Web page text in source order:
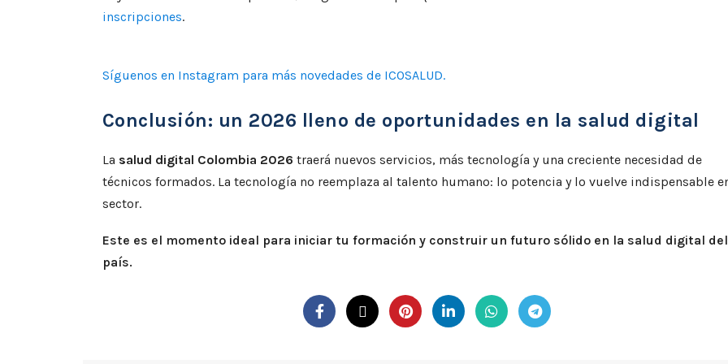
inscripciones.
Síguenos en Instagram para más novedades de ICOSALUD.
Conclusión: un 2026 lleno de oportunidades en la salud digital
La salud digital Colombia 2026 traerá nuevos servicios, más tecnología y una creciente necesidad de
técnicos formados. La tecnología no reemplaza al talento humano: lo potencia y lo vuelve indispensable
sector.
Este es el momento ideal para iniciar tu formación y construir un futuro sólido en la salud digital del
país.